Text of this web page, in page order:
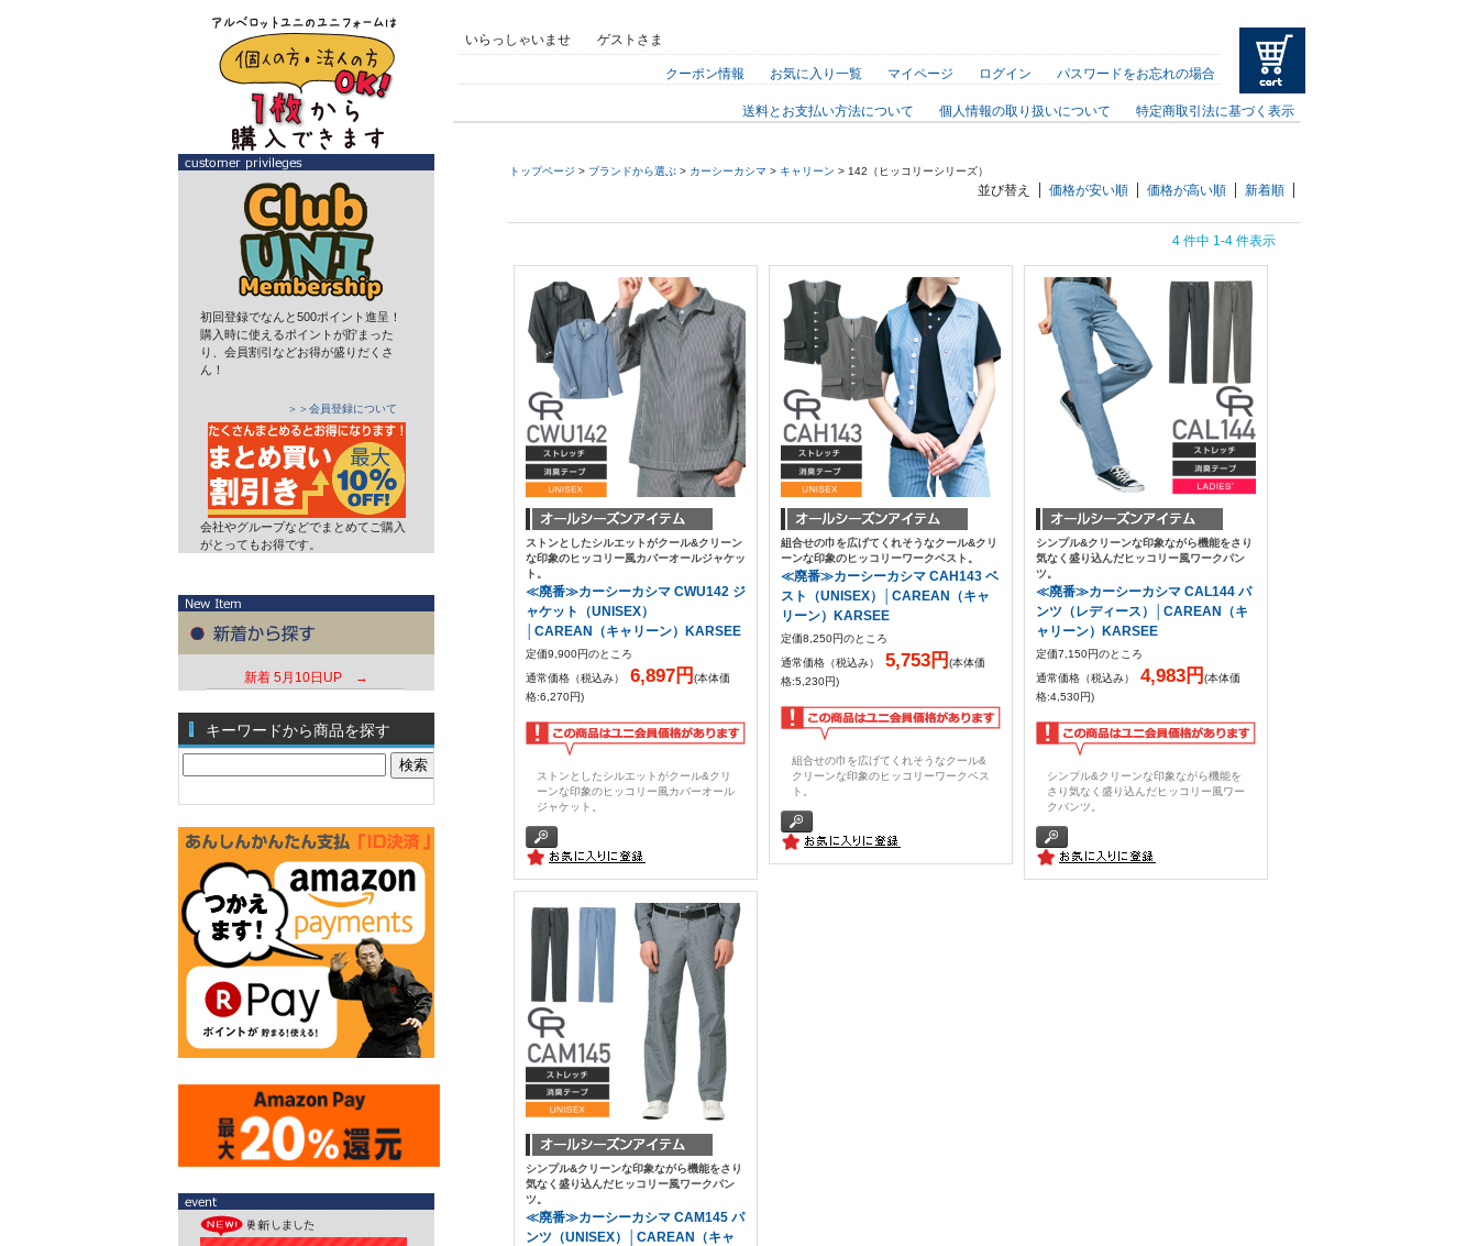
初回登録でなんと500ポイント進呈！
購入時に使えるポイントが貯まった
り、会員割引などお得が盛りだくさ
ん！
＞＞会員登録について
会社やグループなどでまとめてご購入
がとってもお得です。
新着 5月10日UP →
キーワードから商品を探す
いらっしゃいませ ゲストさま
クーポン情報 お気に入り一覧 マイページ ログイン パスワードをお忘れの場合
送料とお支払い方法について 個人情報の取り扱いについて 特定商取引法に基づく表示
トップページ > ブランドから選ぶ > カーシーカシマ > キャリーン > 142（ヒッコリーシリーズ）
並び替え 価格が安い順 価格が高い順 新着順
4 件中 1-4 件表示
ストンとしたシルエットがクール&クリーン
な印象のヒッコリー風カバーオールジャケッ
ト。
≪廃番≫カーシーカシマ CWU142 ジ
ャケット（UNISEX）
│CAREAN（キャリーン）KARSEE
定価9,900円のところ
通常価格（税込み）
6,897円(本体価
格:6,270円)
ストンとしたシルエットがクール&クリ
ーンな印象のヒッコリー風カバーオール
ジャケット。
組合せの巾を広げてくれそうなクール&クリ
ーンな印象のヒッコリーワークベスト。
≪廃番≫カーシーカシマ CAH143 ベ
スト（UNISEX）│CAREAN（キャ
リーン）KARSEE
定価8,250円のところ
通常価格（税込み）
5,753円(本体価
格:5,230円)
組合せの巾を広げてくれそうなクール&
クリーンな印象のヒッコリーワークベス
ト。
シンプル&クリーンな印象ながら機能をさり
気なく盛り込んだヒッコリー風ワークパン
ツ。
≪廃番≫カーシーカシマ CAL144 パ
ンツ（レディース）│CAREAN（キ
ャリーン）KARSEE
定価7,150円のところ
通常価格（税込み）
4,983円(本体価
格:4,530円)
シンプル&クリーンな印象ながら機能を
さり気なく盛り込んだヒッコリー風ワー
クパンツ。
シンプル&クリーンな印象ながら機能をさり
気なく盛り込んだヒッコリー風ワークパン
ツ。
≪廃番≫カーシーカシマ CAM145 パ
ンツ（UNISEX）│CAREAN（キャ